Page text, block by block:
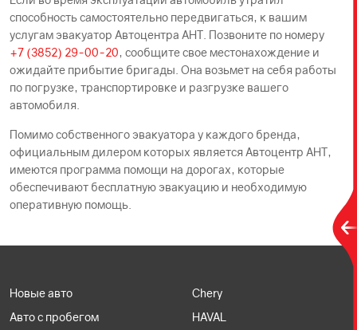
способность самостоятельно передвигаться, к вашим
услугам эвакуатор Автоцентра АНТ. Позвоните по номеру
+7 (3852) 29-00-20, сообщите свое местонахождение и
ожидайте прибытие бригады. Она возьмет на себя работы
по погрузке, транспортировке и разгрузке вашего
автомобиля.
Помимо собственного эвакуатора у каждого бренда,
официальным дилером которых является Автоцентр АНТ,
имеются программа помощи на дорогах, которые
обеспечивают бесплатную эвакуацию и необходимую
оперативную помощь.
Новые авто
Авто с пробегом
Chery
HAVAL